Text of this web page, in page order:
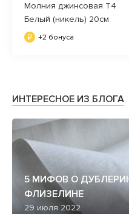
Молния джинсовая Т4
Белый (никель) 20см
+2 бонуса
ИНТЕРЕСНОЕ ИЗ БЛОГА
5 МИФОВ О
ФЛИЗЕЛИНЕ
29 июля 2022